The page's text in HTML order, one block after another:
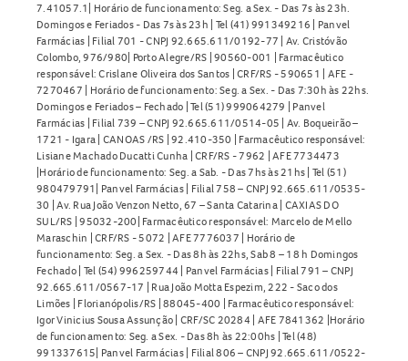
7.41057.1| Horário de funcionamento: Seg. a Sex. - Das 7s às 23h.
Domingos e Feriados - Das 7s às 23h | Tel (41) 991349216 | Panvel
Farmácias | Filial 701 - CNPJ 92.665.611/0192-77 | Av. Cristóvão
Colombo, 976/980| Porto Alegre/RS | 90560-001 | Farmacêutico
responsável: Crislane Oliveira dos Santos | CRF/RS - 590651 | AFE -
7270467 | Horário de funcionamento: Seg. a Sex. - Das 7:30h às 22hs.
Domingos e Feriados – Fechado | Tel (51) 999064279 | Panvel
Farmácias | Filial 739 – CNPJ 92.665.611/0514-05 | Av. Boqueirão –
1721 - Igara | CANOAS /RS | 92.410-350 | Farmacêutico responsável:
Lisiane Machado Ducatti Cunha | CRF/RS - 7962 | AFE 7734473
|Horário de funcionamento: Seg. a Sab. - Das 7hs às 21hs | Tel (51)
980479791| Panvel Farmácias | Filial 758 – CNPJ 92.665.611/0535-
30 | Av. Rua João Venzon Netto, 67 – Santa Catarina | CAXIAS DO
SUL/RS | 95032-200| Farmacêutico responsável: Marcelo de Mello
Maraschin | CRF/RS - 5072 | AFE 7776037 | Horário de
funcionamento: Seg. a Sex. - Das 8h às 22hs, Sab 8 – 18 h Domingos
Fechado | Tel (54) 996259744 | Panvel Farmácias | Filial 791 – CNPJ
92.665.611/0567-17 | Rua João Motta Espezim, 222 - Saco dos
Limões | Florianópolis/RS | 88045-400 | Farmacêutico responsável:
Igor Vinicius Sousa Assunção | CRF/SC 20284 | AFE 7841362 |Horário
de funcionamento: Seg. a Sex. - Das 8h às 22:00hs | Tel (48)
991337615| Panvel Farmácias | Filial 806 – CNPJ 92.665.611/0522-